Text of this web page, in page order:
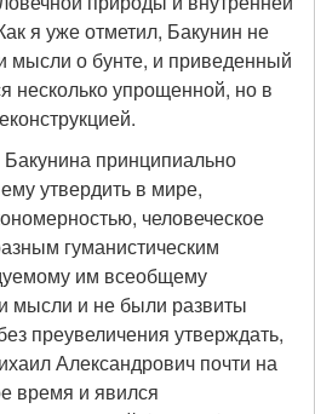
я уже отметил, Бакунин не
мысли о бунте, и приведенный
несколько упрощенной, но в
принципиально
утвердить в мире,
человеческое
гуманистическим
им всеобщему
мысли и не были развиты
преувеличения утверждать,
Александрович почти на
время и явился